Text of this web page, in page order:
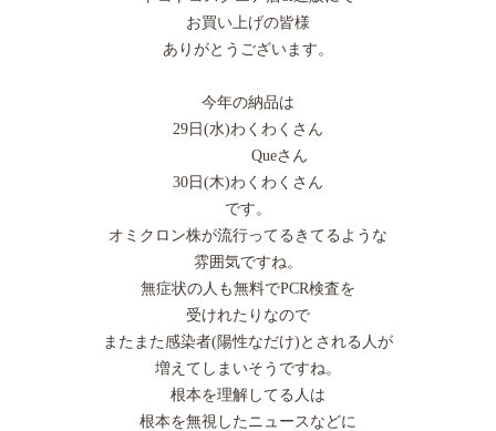
お買い上げの皆様
ありがとうございます。
今年の納品は
29日(水)わくわくさん
Queさん
30日(木)わくわくさん
です。
オミクロン株が流行ってるきてるような
雰囲気ですね。
無症状の人も無料でPCR検査を
受けれたりなので
またまた感染者(陽性なだけ)とされる人が
増えてしまいそうですね。
根本を理解してる人は
根本を無視したニュースなどに